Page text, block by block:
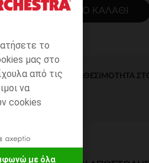
το
μας στο
από τις
να
cookies
με όλα
ΠΡΟΣΘΉΚΗ ΣΤΟ ΚΑΛΆΘΙ
ΆΜΕΣΗ ΔΙΑΘΕΣΙΜΌΤΗΤΑ